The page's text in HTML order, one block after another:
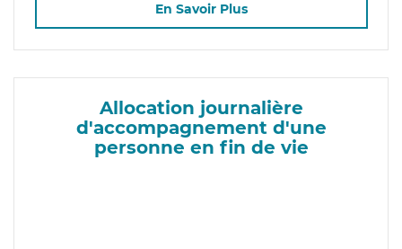
En Savoir Plus
Allocation journalière
d'accompagnement d'une
personne en fin de vie